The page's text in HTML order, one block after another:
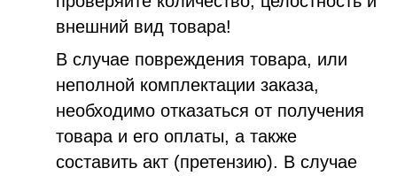
внешний вид товара!
В случае повреждения товара, или
неполной комплектации заказа,
необходимо отказаться от получения
товара и его оплаты, а также
составить акт (претензию). В случае